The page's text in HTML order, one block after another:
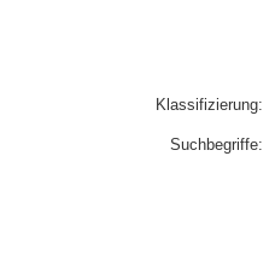
Klassifizierung:
Suchbegriffe: